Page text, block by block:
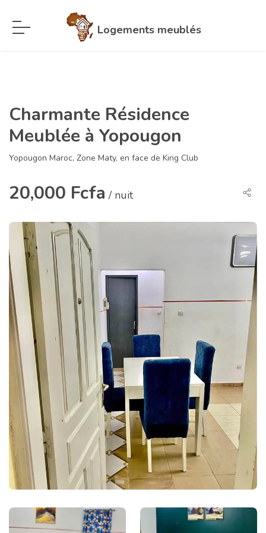
Logements meublés
Charmante Résidence
Meublée à Yopougon
Yopougon Maroc, Zone Maty, en face de King Club
20,000 Fcfa / nuit